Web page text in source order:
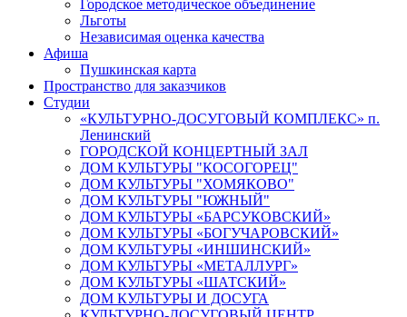
Городское методическое объединение
Льготы
Независимая оценка качества
Афиша
Пушкинская карта
Пространство для заказчиков
Студии
«КУЛЬТУРНО-ДОСУГОВЫЙ КОМПЛЕКС» п.
Ленинский
ГОРОДСКОЙ КОНЦЕРТНЫЙ ЗАЛ
ДОМ КУЛЬТУРЫ "КОСОГОРЕЦ"
ДОМ КУЛЬТУРЫ "ХОМЯКОВО"
ДОМ КУЛЬТУРЫ "ЮЖНЫЙ"
ДОМ КУЛЬТУРЫ «БАРСУКОВСКИЙ»
ДОМ КУЛЬТУРЫ «БОГУЧАРОВСКИЙ»
ДОМ КУЛЬТУРЫ «ИНШИНСКИЙ»
ДОМ КУЛЬТУРЫ «МЕТАЛЛУРГ»
ДОМ КУЛЬТУРЫ «ШАТСКИЙ»
ДОМ КУЛЬТУРЫ И ДОСУГА